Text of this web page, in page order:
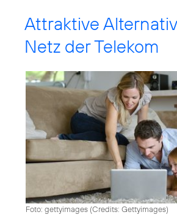
Attraktive
Netz der Telekom
Foto: gettyimages (Credits: Gettyimages)